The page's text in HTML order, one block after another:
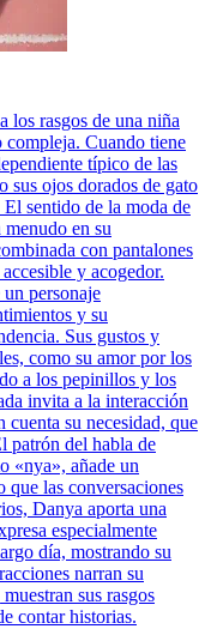
los rasgos de una niña
compleja. Cuando tiene
típico de las
sus ojos dorados de gato
sentido de la moda de
en su
con pantalones
y acogedor.
personaje
y su
Sus gustos y
como su amor por los
a los pepinillos y los
invita a la interacción
cuenta su necesidad, que
patrón del habla de
«nya», añade un
que las conversaciones
Danya aporta una
especialmente
día, mostrando su
narran su
sus rasgos
contar historias.